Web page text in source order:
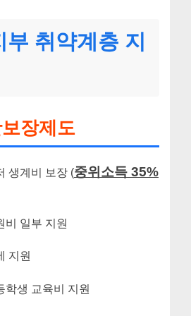
취약계층 지
장제도
생계비 보장 (중위소득 35%
비 일부 지원
지원
학생 교육비 지원